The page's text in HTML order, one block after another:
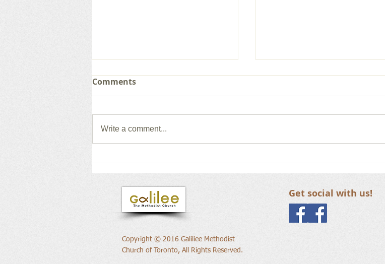
새로운 권위의 삶으로
새로운 가치를 세워가는 신앙
공동체
Comments
Write a comment...
Copyright © 2016 Galiliee Methodist
Church of Toronto, All Rights Reserved.
Get social with us!